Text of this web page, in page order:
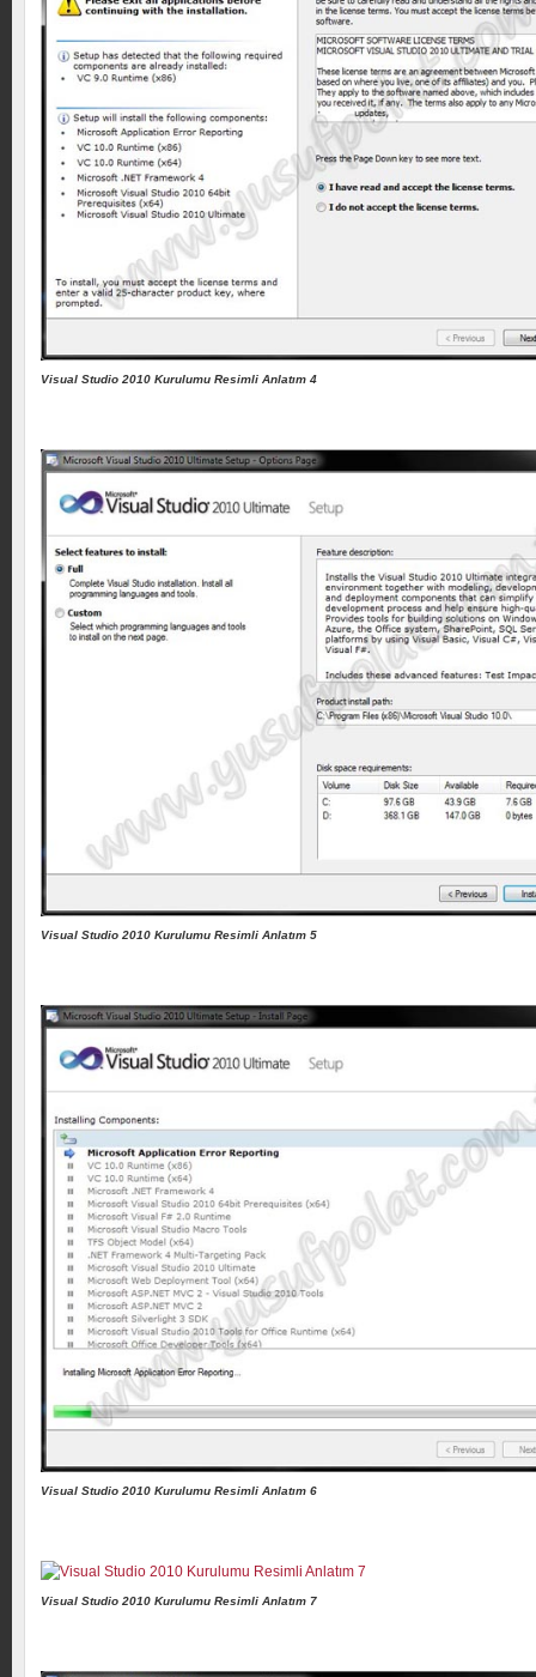
Visual Studio 2010 Kurulumu Resimli Anlatım 4
Visual Studio 2010 Kurulumu Resimli Anlatım 5
Visual Studio 2010 Kurulumu Resimli Anlatım 6
Visual Studio 2010 Kurulumu Resimli Anlatım 7